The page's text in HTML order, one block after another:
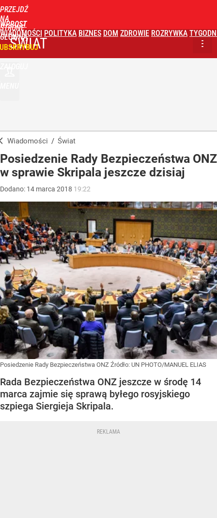
PRZEJDŹ
NA
STRONĘ
GŁÓWNĄ
WPROST
WIADOMOŚCI POLITYKA BIZNES DOM ZDROWIE ROZRYWKA
ŚWIAT
Wiadomości / Świat
Posiedzenie Rady Bezpieczeństwa ONZ
w sprawie Skripala jeszcze dzisiaj
Dodano: 14 marca 2018 19:22
Posiedzenie Rady Bezpieczeństwa ONZ Źródło: UN PHOTO/MANUEL ELIAS
Rada Bezpieczeństwa ONZ jeszcze w środę 14
marca zajmie się sprawą byłego rosyjskiego
szpiega Siergieja Skripala.